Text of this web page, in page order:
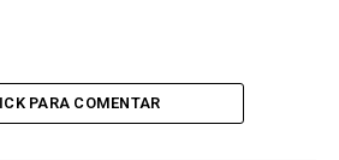
PARA COMENTAR